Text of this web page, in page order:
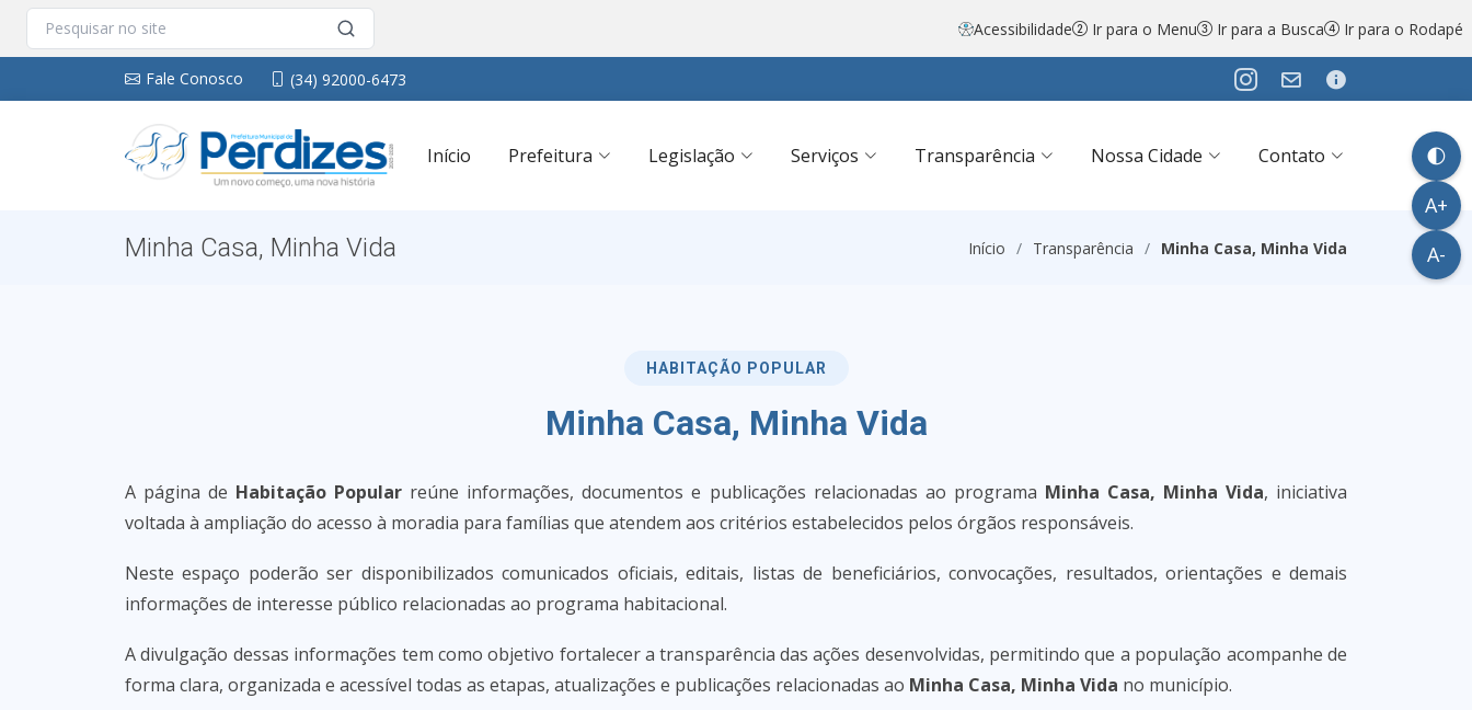
Acessibilidade Ir para o Menu Ir para a Busca Ir para o Rodapé
🌓
A+
A-
Fale Conosco (34) 92000-6473
Início Prefeitura Legislação Serviços Transparência Nossa Cidade Contato
Minha Casa, Minha Vida Início Transparência Minha Casa, Minha Vida
HABITAÇÃO POPULAR
Minha Casa, Minha Vida
A página de Habitação Popular reúne informações, documentos e publicações relacionadas ao programa Minha Casa, Minha Vida, iniciativa
voltada à ampliação do acesso à moradia para famílias que atendem aos critérios estabelecidos pelos órgãos responsáveis.
Neste espaço poderão ser disponibilizados comunicados oficiais, editais, listas de beneficiários, convocações, resultados, orientações e demais
informações de interesse público relacionadas ao programa habitacional.
A divulgação dessas informações tem como objetivo fortalecer a transparência das ações desenvolvidas, permitindo que a população acompanhe de
forma clara, organizada e acessível todas as etapas, atualizações e publicações relacionadas ao Minha Casa, Minha Vida no município.